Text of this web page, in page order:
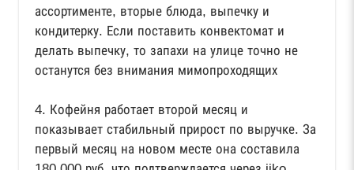
ассортименте, вторые блюда, выпечку и
кондитерку. Если поставить конвектомат и
делать выпечку, то запахи на улице точно не
останутся без внимания мимопроходящих
4. Кофейня работает второй месяц и
показывает стабильный прирост по выручке. За
первый месяц на новом месте она составила